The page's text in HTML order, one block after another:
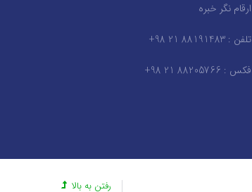
ارقام نگر خبره
تلفن : 88191483 21 98+
فکس : 88205766 21 98+
رفتن به بالا